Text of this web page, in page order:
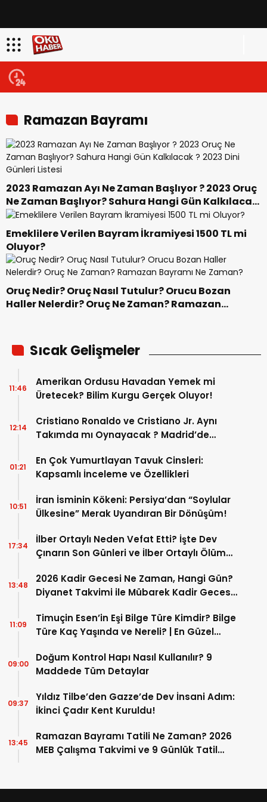
Ramazan Bayramı
2023 Ramazan Ayı Ne Zaman Başlıyor ? 2023 Oruç
Ne Zaman Başlıyor? Sahura Hangi Gün Kalkılacak
? 2023 Dini Günleri Listesi
Emeklilere Verilen Bayram İkramiyesi 1500 TL mi
Oluyor?
Oruç Nedir? Oruç Nasıl Tutulur? Orucu Bozan
Haller Nelerdir? Oruç Ne Zaman? Ramazan
Sıcak Gelişmeler
Amerikan Ordusu Havadan Yemek mi
Üretecek? Bilim Kurgu Gerçek Oluyor!
11:46
Cristiano Ronaldo ve Cristiano Jr. Aynı
Takımda mı Oynayacak ? Madrid’de
12:14
En Çok Yumurtlayan Tavuk Cinsleri:
Kapsamlı İnceleme ve Özellikleri
01:21
İran İsminin Kökeni: Persiya’dan “Soylular
Ülkesine” Merak Uyandıran Bir Dönüşüm!
10:51
İlber Ortaylı Neden Vefat Etti? İşte Dev
Çınarın Son Günleri ve İlber Ortaylı Ölüm
17:34
2026 Kadir Gecesi Ne Zaman, Hangi Gün?
Diyanet Takvimi ile Mübarek Kadir Gecesi
13:48
Timuçin Esen’in Eşi Bilge Türe Kimdir? Bilge
Türe Kaç Yaşında ve Nereli? | En Güzel
11:09
Doğum Kontrol Hapı Nasıl Kullanılır? 9
Maddede Tüm Detaylar
09:00
Yıldız Tilbe’den Gazze’de Dev İnsani Adım:
İkinci Çadır Kent Kuruldu!
09:37
Ramazan Bayramı Tatili Ne Zaman? 2026
MEB Çalışma Takvimi ve 9 Günlük Tatil
13:45